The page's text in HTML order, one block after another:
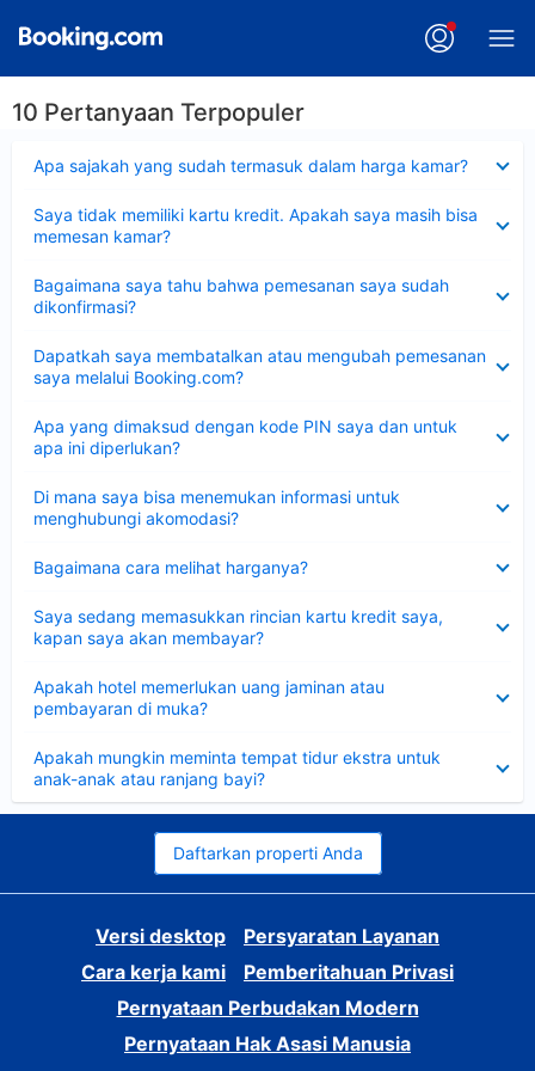
10 Pertanyaan Terpopuler
Apa sajakah yang sudah termasuk dalam harga kamar?
Saya tidak memiliki kartu kredit. Apakah saya masih bisa
memesan kamar?
Bagaimana saya tahu bahwa pemesanan saya sudah
dikonfirmasi?
Dapatkah saya membatalkan atau mengubah pemesanan
saya melalui Booking.com?
Apa yang dimaksud dengan kode PIN saya dan untuk
apa ini diperlukan?
Di mana saya bisa menemukan informasi untuk
menghubungi akomodasi?
Bagaimana cara melihat harganya?
Saya sedang memasukkan rincian kartu kredit saya,
kapan saya akan membayar?
Apakah hotel memerlukan uang jaminan atau
pembayaran di muka?
Apakah mungkin meminta tempat tidur ekstra untuk
anak-anak atau ranjang bayi?
Daftarkan properti Anda
Versi desktop
Persyaratan Layanan
Cara kerja kami
Pemberitahuan Privasi
Pernyataan Perbudakan Modern
Pernyataan Hak Asasi Manusia